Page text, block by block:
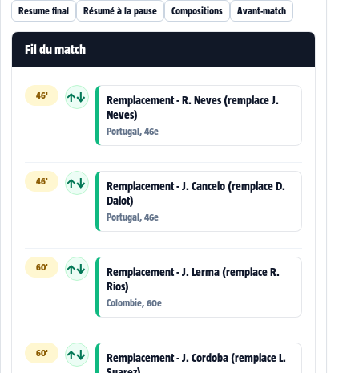
Resume final Résumé à la pause Compositions Avant-match
Fil du match
46' ↑↓
Remplacement - R. Neves (remplace J.
Neves)
Portugal, 46e
46' ↑↓
Remplacement - J. Cancelo (remplace D.
Dalot)
Portugal, 46e
60' ↑↓
Remplacement - J. Lerma (remplace R.
Rios)
Colombie, 60e
60' ↑↓
Remplacement - J. Cordoba (remplace L.